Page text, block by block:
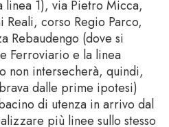
1), via Pietro Micca,
corso Regio Parco,
Rebaudengo (dove si
Ferroviario e la linea
non intersecherà, quindi,
dalle prime ipotesi)
di utenza in arrivo dal
più linee sullo stesso